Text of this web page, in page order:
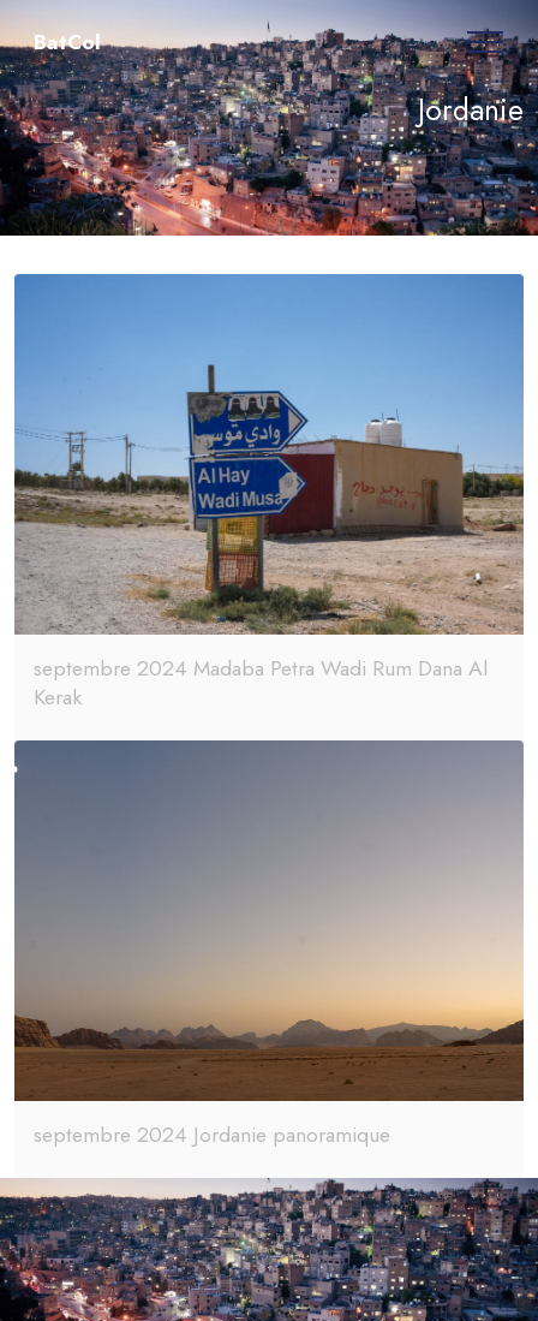
BatCol
Jordanie
septembre 2024 Madaba Petra Wadi Rum Dana Al
Kerak
septembre 2024 Jordanie panoramique